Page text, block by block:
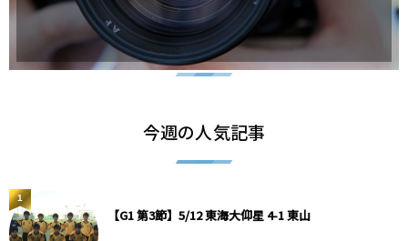
今週の人気記事
【G1 第3節】5/12 東海大仰星 4-1 東山
1